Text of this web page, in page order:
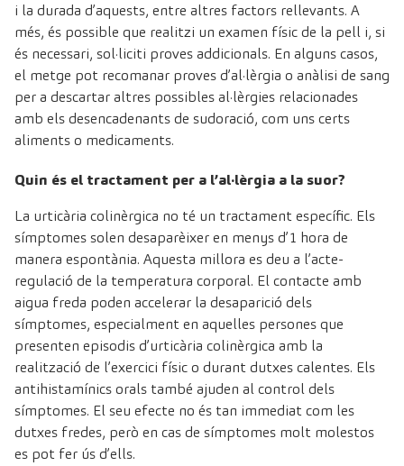
i la durada d’aquests, entre altres factors rellevants. A
més, és possible que realitzi un examen físic de la pell i, si
és necessari, sol·liciti proves addicionals. En alguns casos,
el metge pot recomanar proves d’al·lèrgia o anàlisi de sang
per a descartar altres possibles al·lèrgies relacionades
amb els desencadenants de sudoració, com uns certs
aliments o medicaments.
Quin és el tractament per a l’al·lèrgia a la suor?
La urticària colinèrgica no té un tractament específic. Els
símptomes solen desaparèixer en menys d’1 hora de
manera espontània. Aquesta millora es deu a l’acte-
regulació de la temperatura corporal. El contacte amb
aigua freda poden accelerar la desaparició dels
símptomes, especialment en aquelles persones que
presenten episodis d’urticària colinèrgica amb la
realització de l’exercici físic o durant dutxes calentes. Els
antihistamínics orals també ajuden al control dels
símptomes. El seu efecte no és tan immediat com les
dutxes fredes, però en cas de símptomes molt molestos
es pot fer ús d’ells.